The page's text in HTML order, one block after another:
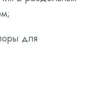
для